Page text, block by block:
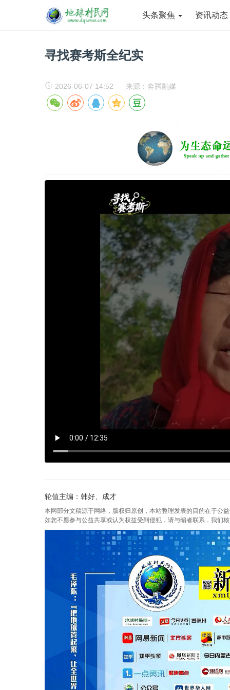
头条聚焦 资讯动态
寻找赛考斯全纪实
2026-06-07 14:52 来源：奔腾融媒
轮值主编：韩好、成才
本网部分文稿源于网络，版权归原创，本站整理发表的目的在于公
如您不愿参与公益共享或认为权益受到侵犯，请与编者联系，我们